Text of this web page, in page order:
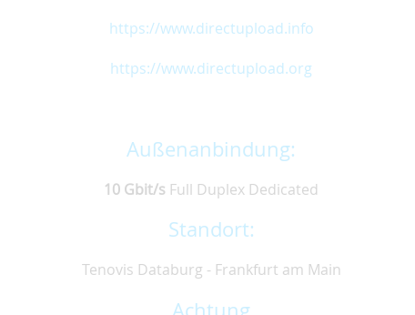
https://www.directupload.info
https://www.directupload.org
Außenanbindung:
10 Gbit/s Full Duplex Dedicated
Standort:
Tenovis Databurg - Frankfurt am Main
Achtung